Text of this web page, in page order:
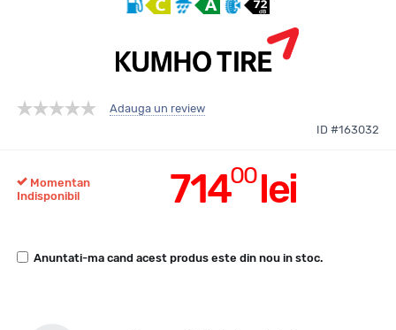
Adauga un review
ID #163032
71400lei
Momentan
Indisponibil
Anuntati-ma cand acest produs este din nou in stoc.